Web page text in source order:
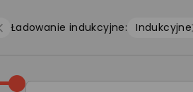
Ładowanie indukcyjne: Indukcyjne